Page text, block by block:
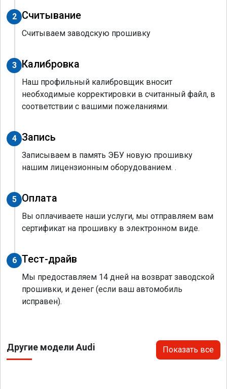
2 Считывание
Считываем заводскую прошивку
3 Калибровка
Наш профильный калибровщик вносит
необходимые корректировки в считанный файл, в
соответствии с вашими пожеланиями.
4 Запись
Записываем в память ЭБУ новую прошивку
нашим лицензионным оборудованием. .
5 Оплата
Вы оплачиваете наши услуги, мы отправляем вам
сертификат на прошивку в электронном виде.
6 Тест-драйв
Мы предоставляем 14 дней на возврат заводской
прошивки, и денег (если ваш автомобиль
исправен).
Другие модели Audi Показать все